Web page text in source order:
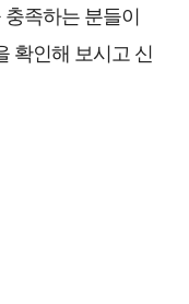
족하는 분들이
확인해 보시고 신